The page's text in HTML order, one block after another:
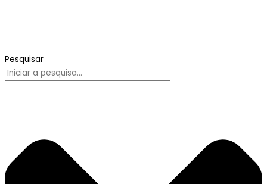
Pesquisar